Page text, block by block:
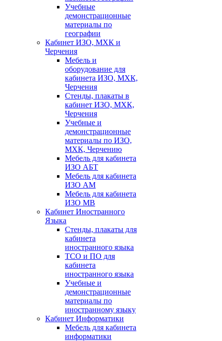
Учебные
демонстрационные
материалы по
географии
Кабинет ИЗО, МХК и
Черчения
Мебель и
оборудование для
кабинета ИЗО, МХК,
Черчения
Стенды, плакаты в
кабинет ИЗО, МХК,
Черчения
Учебные и
демонстрационные
материалы по ИЗО,
МХК, Черчению
Мебель для кабинета
ИЗО АБТ
Мебель для кабинета
ИЗО АМ
Мебель для кабинета
ИЗО МВ
Кабинет Иностранного
Языка
Стенды, плакаты для
кабинета
иностранного языка
ТСО и ПО для
кабинета
иностранного языка
Учебные и
демонстрационные
материалы по
иностранному языку
Кабинет Информатики
Мебель для кабинета
информатики